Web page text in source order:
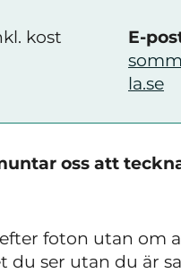
kost
E-
la.se
oss att
foton utan om
du ser utan du är